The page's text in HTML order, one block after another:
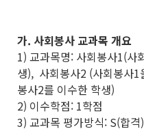
가. 사회봉사 교과목 개요
1) 교과목명: 사회봉사1(사
생), 사회봉사2 (사회봉사1
봉사2를 이수한 학생)
2) 이수학점: 1학점
3) 교과목 평가방식: S(합